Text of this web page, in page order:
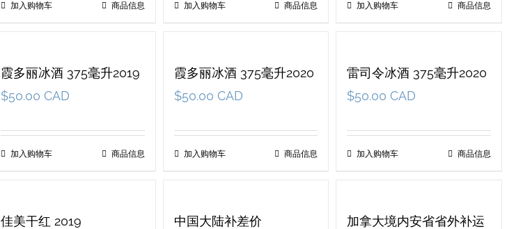
加入购物车 商品信息 加入购物车 商品信息 加入购物车 商品信息
霞多丽冰酒 375毫升2019
$50.00 CAD
加入购物车 商品信息
霞多丽冰酒 375毫升2020
$50.00 CAD
加入购物车 商品信息
雷司令冰酒 375毫升2020
$50.00 CAD
加入购物车 商品信息
佳美干红 2019
中国大陆补差价
加拿大境内安省省外补运